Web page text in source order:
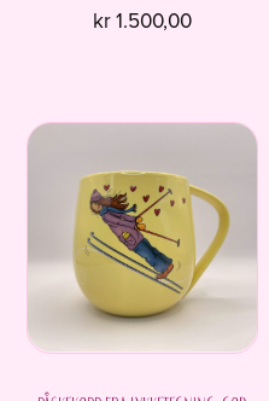
kr1.500,00